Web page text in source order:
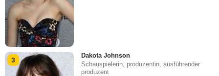
3
Dakota Johnson
Schauspielerin, produzentin, ausführender
produzent